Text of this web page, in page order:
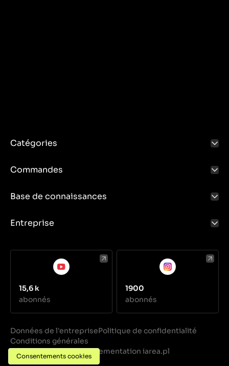
Catégories
Commandes
Base de connaissances
Entreprise
15,6 k
abonnés
1900
abonnés
Données de l'entreprisePolitique de confidentialité
Conditions générales
Réalisation
Implementation iarea.pl
Consentements cookies